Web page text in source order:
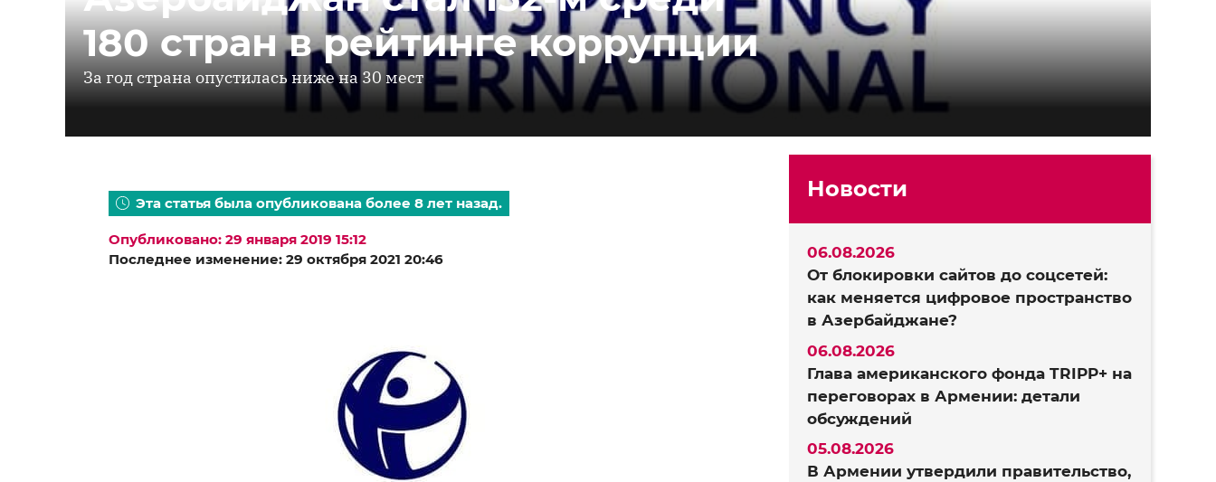
180 стран в рейтинге коррупции
За год страна опустилась ниже на 30 мест
Эта статья была опубликована более 8 лет назад.
Опубликовано: 29 января 2019 15:12
Последнее изменение: 29 октября 2021 20:46
Новости
От блокировки сайтов до соцсетей:
как меняется цифровое пространство
в Азербайджане?
06.08.2026
Глава американского фонда TRIPP+ на
переговорах в Армении: детали
обсуждений
06.08.2026
В Армении утвердили правительство,
05.08.2026